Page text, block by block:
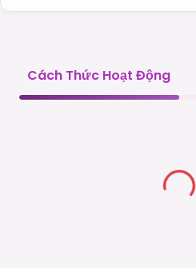
Cách Thức Hoạt Động